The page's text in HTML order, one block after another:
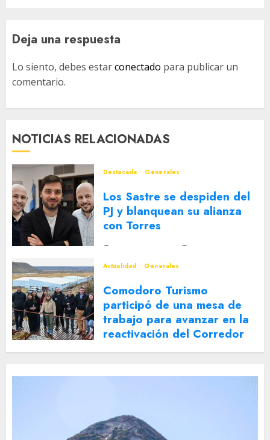
Deja una respuesta
Lo siento, debes estarconectado para publicar un
comentario.
NOTICIAS RELACIONADAS
Destacada Generales
Los Sastre se despiden del
PJ y blanquean su alianza
con Torres
2 DE AGOSTO DE 2026
Actualidad
Generales
Comodoro Turismo
participó de una mesa de
trabajo para avanzar en la
reactivación del Corredor
Turístico Integrado